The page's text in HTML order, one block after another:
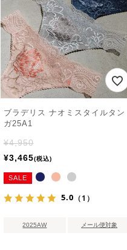
ブラデリス ナオミスタイルタン
ガ25A1
¥4,950
¥3,465 税込
SALE
5.0 （1）
2025AW メール便対象